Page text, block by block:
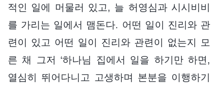
적인 일에 머물러 있고, 늘 허영심과 시시비비
를 가리는 일에서 맴돈다. 어떤 일이 진리와 관
련이 있고 어떤 일이 진리와 관련이 없는지 모
른 채 그저 ‘하나님 집에서 일을 하기만 하면,
열심히 뛰어다니고 고생하며 본분을 이행하기